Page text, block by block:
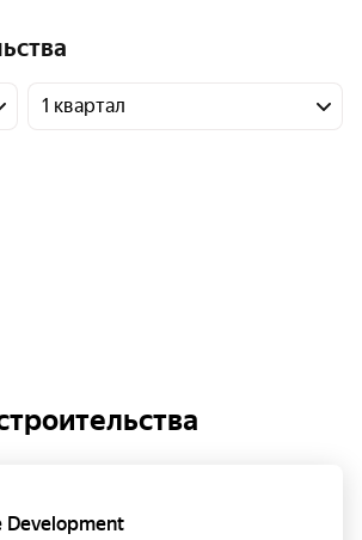
1 квартал
Development